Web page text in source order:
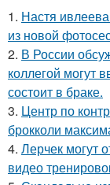
1. Настя
из новой
2. В России
коллегой могут
состоит в браке.
3. Центр по
брокколи
4. Лерчек могут
видео